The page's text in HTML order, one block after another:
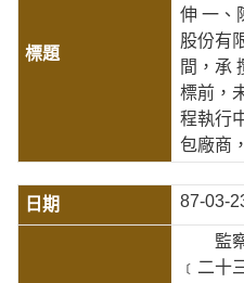
伸 一、
股份有
間，承
標前，
程執行
包廠商
87-03-
監察
﹝二十